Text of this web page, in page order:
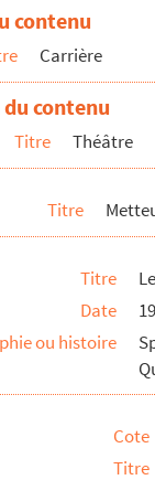
(1958 ; reprise)
(1958)
vous la voie lactée
(1959)
(1959)
(1959)
(1961 ; reprise)
s’en va t’en guerre
contenu
Carrière
contenu
Titre Théâtre
Titre
Titre
Date
ou histoire
Cote
Titre